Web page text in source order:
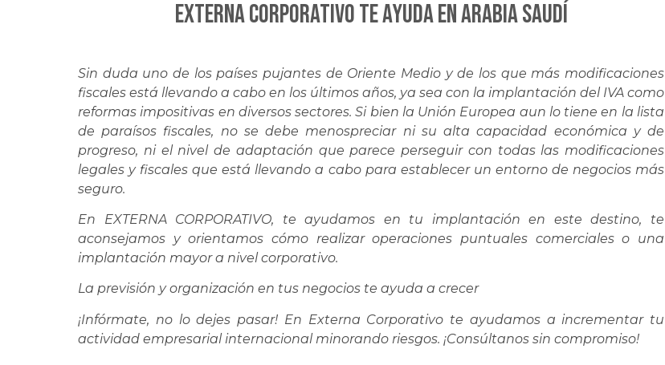
EXTERNA CORPORATIVO te ayuda en ARABIA SAUDÍ
Sin duda uno de los países pujantes de Oriente Medio y de los que más modificaciones
fiscales está llevando a cabo en los últimos años, ya sea con la implantación del IVA como
reformas impositivas en diversos sectores. Si bien la Unión Europea aun lo tiene en la lista
de paraísos fiscales, no se debe menospreciar ni su alta capacidad económica y de
progreso, ni el nivel de adaptación que parece perseguir con todas las modificaciones
legales y fiscales que está llevando a cabo para establecer un entorno de negocios más
seguro.
En EXTERNA CORPORATIVO, te ayudamos en tu implantación en este destino, te
aconsejamos y orientamos cómo realizar operaciones puntuales comerciales o una
implantación mayor a nivel corporativo.
La previsión y organización en tus negocios te ayuda a crecer
¡Infórmate, no lo dejes pasar! En Externa Corporativo te ayudamos a incrementar tu
actividad empresarial internacional minorando riesgos. ¡Consúltanos sin compromiso!